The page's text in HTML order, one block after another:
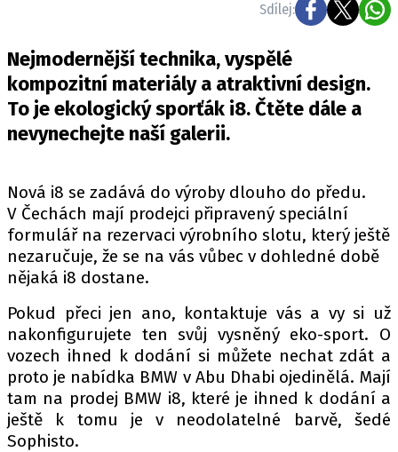
TESTY ELEKTROMOBILŮ
RALLY
OSTATNÍ
TISKOVKY
DAKAR
Z DOMOVA
ZE SVĚTA
PIT LANE
ČEŠI V AKCI
FIA CEZ & POHÁRY
MEZINÁRODNÍ SCÉNA
Sdílej:
Nejmodernější technika, vyspělé
kompozitní materiály a atraktivní design.
To je ekologický sporťák i8. Čtěte dále a
nevynechejte naší galerii.
Nová i8 se zadává do výroby dlouho do předu.
V Čechách mají prodejci připravený speciální
formulář na rezervaci výrobního slotu, který ještě
nezaručuje, že se na vás vůbec v dohledné době
nějaká i8 dostane.
Pokud přeci jen ano, kontaktuje vás a vy si už
nakonfigurujete ten svůj vysněný eko-sport. O
vozech ihned k dodání si můžete nechat zdát a
proto je nabídka BMW v Abu Dhabi ojedinělá. Mají
tam na prodej BMW i8, které je ihned k dodání a
ještě k tomu je v neodolatelné barvě, šedé
Sophisto.